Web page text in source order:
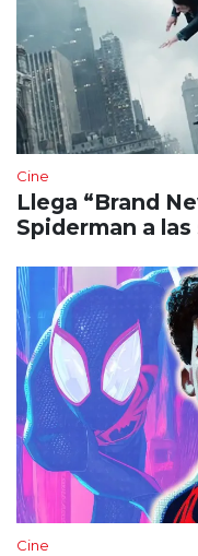
Cine
Llega “Brand
Spiderman a
Cine